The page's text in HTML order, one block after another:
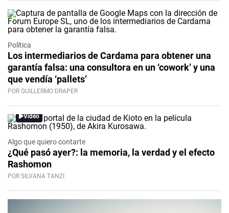
Política
Los intermediarios de Cardama para obtener una
garantía falsa: una consultora en un ‘cowork’ y una
que vendía ‘pallets’
POR GUILLERMO DRAPER
Video
Algo que quiero contarte
¿Qué pasó ayer?: la memoria, la verdad y el efecto
Rashomon
POR SILVANA TANZI